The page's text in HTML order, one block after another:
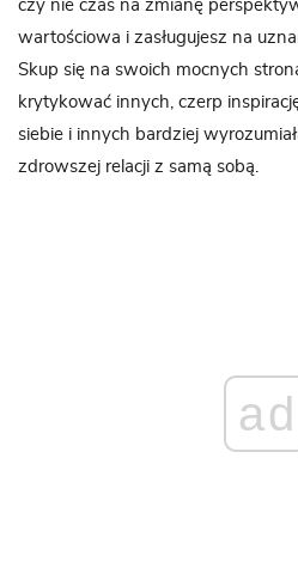
czy nie czas na zmianę
wartościowa i zasługujesz na
Skup się na swoich mocnych
krytykować innych, czerp
siebie i innych bardziej
zdrowszej relacji z samą sobą.
ad